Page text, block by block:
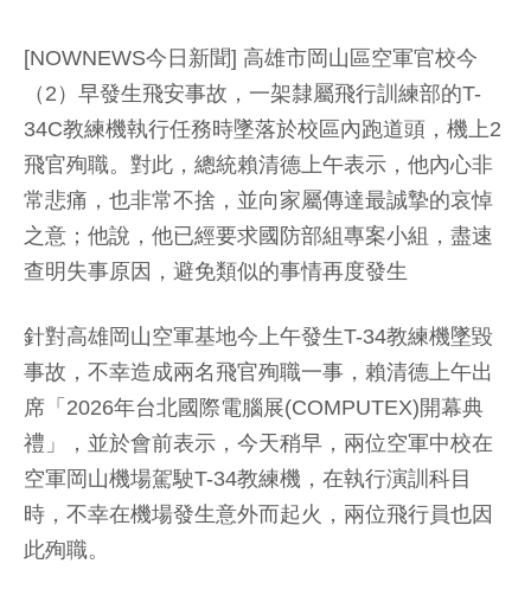
[NOWNEWS今日新聞] 高雄市岡山區空軍官校今
（2）早發生飛安事故，一架隸屬飛行訓練部的T-
34C教練機執行任務時墜落於校區內跑道頭，機上2
飛官殉職。對此，總統賴清德上午表示，他內心非
常悲痛，也非常不捨，並向家屬傳達最誠摯的哀悼
之意；他說，他已經要求國防部組專案小組，盡速
查明失事原因，避免類似的事情再度發生
針對高雄岡山空軍基地今上午發生T-34教練機墜毀
事故，不幸造成兩名飛官殉職一事，賴清德上午出
席「2026年台北國際電腦展(COMPUTEX)開幕典
禮」，並於會前表示，今天稍早，兩位空軍中校在
空軍岡山機場駕駛T-34教練機，在執行演訓科目
時，不幸在機場發生意外而起火，兩位飛行員也因
此殉職。